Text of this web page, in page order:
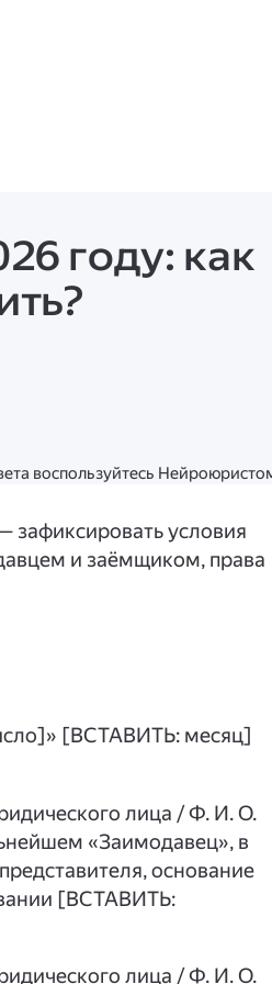
году: как
воспользуйтесь
зафиксировать условия
и заёмщиком, права
[ВСТАВИТЬ: месяц]
лица / Ф. И. О.
«Заимодавец», в
основание
[ВСТАВИТЬ:
лица / Ф. И. О.